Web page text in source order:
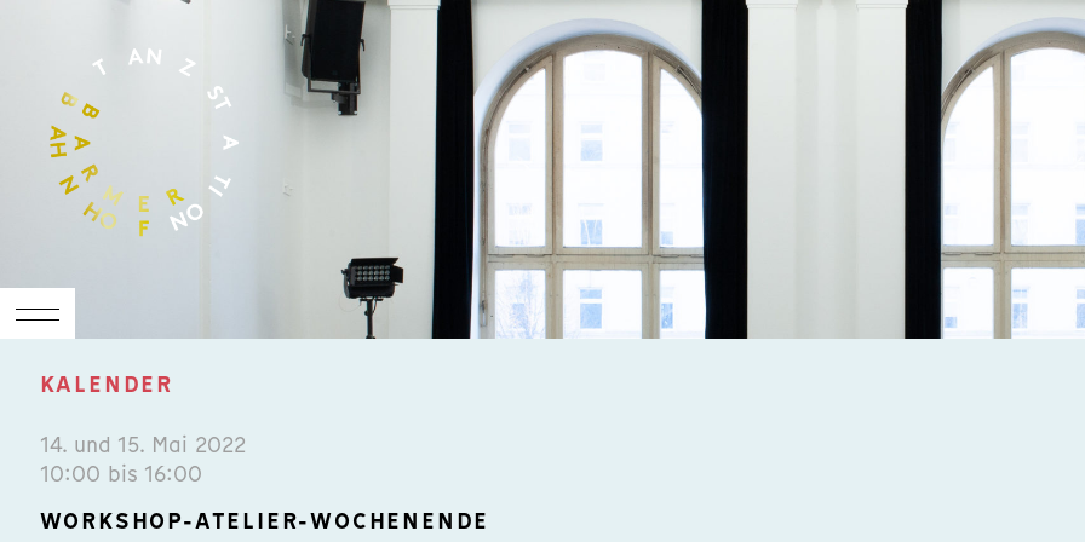
KALENDER
14. und 15. Mai 2022
10:00 bis 16:00
WORKSHOP-ATELIER-WOCHENENDE